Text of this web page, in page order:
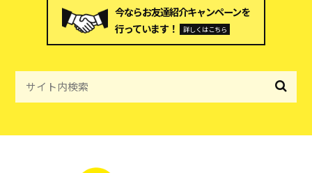
今ならお友達紹介キャンペーンを
行っています！
詳しくはこちら